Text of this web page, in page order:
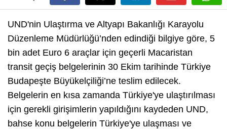
UND'nin Ulaştırma ve Altyapı Bakanlığı Karayolu
Düzenleme Müdürlüğü’nden edindiği bilgiye göre, 5
bin adet Euro 6 araçlar için geçerli Macaristan
transit geçiş belgelerinin 30 Ekim tarihinde Türkiye
Budapeşte Büyükelçiliği’ne teslim edilecek.
Belgelerin en kısa zamanda Türkiye'ye ulaştırılması
için gerekli girişimlerin yapıldığını kaydeden UND,
bahse konu belgelerin Türkiye'ye ulaşması ve